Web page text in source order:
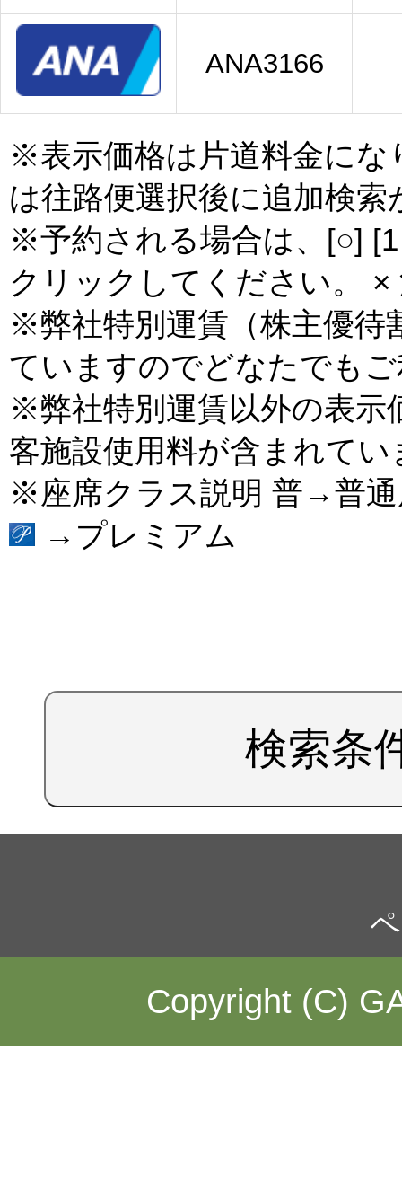
ANA3166
※表示価格は片道料金にな
は往路便選択後に追加検索
※予約される場合は、[○]
クリックしてください。
※弊社特別運賃（株主優待
ていますのでどなたでも
※弊社特別運賃以外の表示
客施設使用料が含まれてい
※座席クラス説明 普→普
→プレミアム
検索条
Copyright (C)